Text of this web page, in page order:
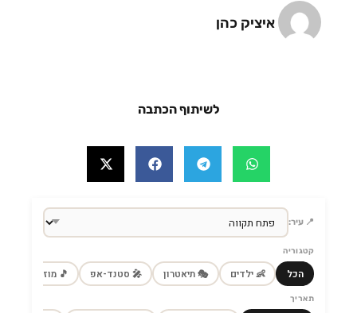
איציק כהן
לשיתוף הכתבה
📍 עיר:
קטגוריה
הכל 👶 ילדים 🎭 תיאטרון 🎤 סטנד-אפ 🎵 מוזיקה
תאריך